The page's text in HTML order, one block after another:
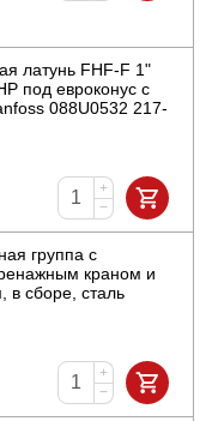
латунь FHF-F 1"
под евроконус с
088U0532 217-
+
−
группа с
краном и
в сборе, сталь
+
−